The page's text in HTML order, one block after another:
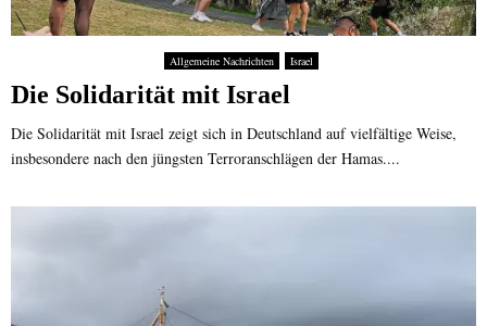
Allgemeine Nachrichten Israel
Die Solidarität mit Israel
Die Solidarität mit Israel zeigt sich in Deutschland auf vielfältige Weise,
insbesondere nach den jüngsten Terroranschlägen der Hamas....